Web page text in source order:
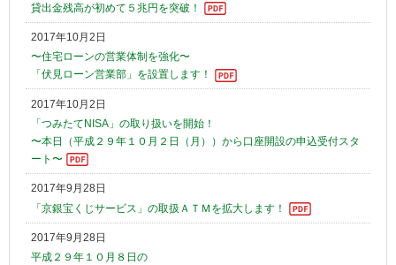
貸出金残高が初めて５兆円を突破！
2017年10月2日
〜住宅ローンの営業体制を強化〜
「伏見ローン営業部」を設置します！
2017年10月2日
「つみたてNISA」の取り扱いを開始！
〜本日（平成２９年１０月２日（月））から口座開設の申込受付スタ
ート〜
2017年9月28日
「京銀宝くじサービス」の取扱ＡＴＭを拡大します！
2017年9月28日
平成２９年１０月８日の